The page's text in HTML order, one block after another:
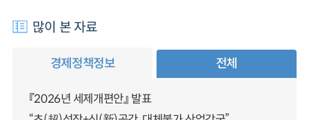
많이 본 자료
경제정책정보 전체
『2026년 세제개편안』 발표